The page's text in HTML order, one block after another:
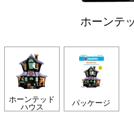
ホーンテ
ホーンテッド
ハウス パッケージ